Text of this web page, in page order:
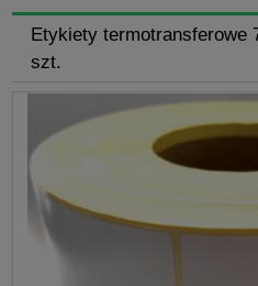
Etykiety termotransferowe
szt.